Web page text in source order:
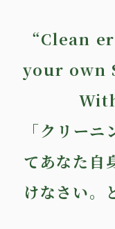
“Clean
your own
「クリー
てあなた自
けなさい。